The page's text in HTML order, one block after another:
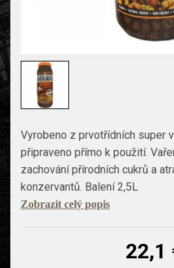
Vyrobeno z prvotřídních super
připraveno přímo k použití.
zachování přírodních cukrů a
konzervantů. Balení 2,5L
Zobrazit celý popis
22,1